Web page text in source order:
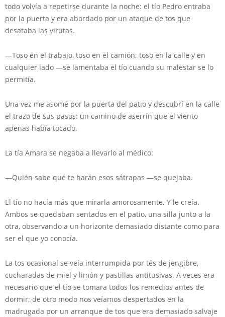
todo volvía a repetirse durante la noche: el tío Pedro entraba
por la puerta y era abordado por un ataque de tos que
desataba las virutas.
—Toso en el trabajo, toso en el camión; toso en la calle y en
cualquier lado —se lamentaba el tío cuando su malestar se lo
permitía.
Una vez me asomé por la puerta del patio y descubrí en la calle
el trazo de sus pasos: un camino de aserrín que el viento
apenas había tocado.
La tía Amara se negaba a llevarlo al médico:
—Quién sabe qué te harán esos sátrapas —se quejaba.
El tío no hacía más que mirarla amorosamente. Y le creía.
Ambos se quedaban sentados en el patio, una silla junto a la
otra, observando a un horizonte demasiado distante como para
ser el que yo conocía.
La tos ocasional se veía interrumpida por tés de jengibre,
cucharadas de miel y limón y pastillas antitusivas. A veces era
necesario que el tío se tomara todos los remedios antes de
dormir; de otro modo nos veíamos despertados en la
madrugada por un arranque de tos que era demasiado salvaje